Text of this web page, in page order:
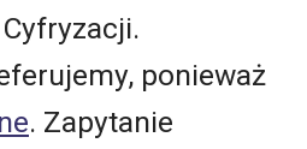
ponieważ
. Zapytanie